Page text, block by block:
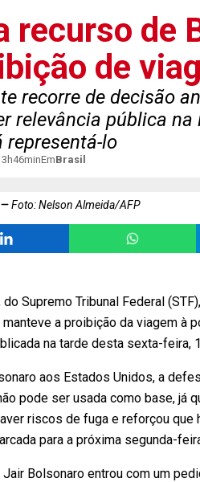
recurso de
de
recorre de decisão
relevância pública
representá-lo
EmBrasil
Foto: Nelson Almeida/AFP
Supremo Tribunal Federal
a proibição da viagem à
na tarde desta sexta-feira,
aos Estados Unidos, a
pode ser usada como base, já
riscos de fuga e reforçou
para a próxima segunda-
Bolsonaro entrou com um